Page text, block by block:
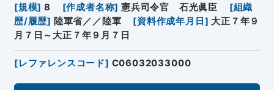
[規模] 8 [作成者名称] 憲兵司令官 石光眞臣 [組織
歴/履歴] 陸軍省／／陸軍 [資料作成年月日 ] 大正７年９
月７日～大正７年９月７日
[レファレンスコード] C06032033000